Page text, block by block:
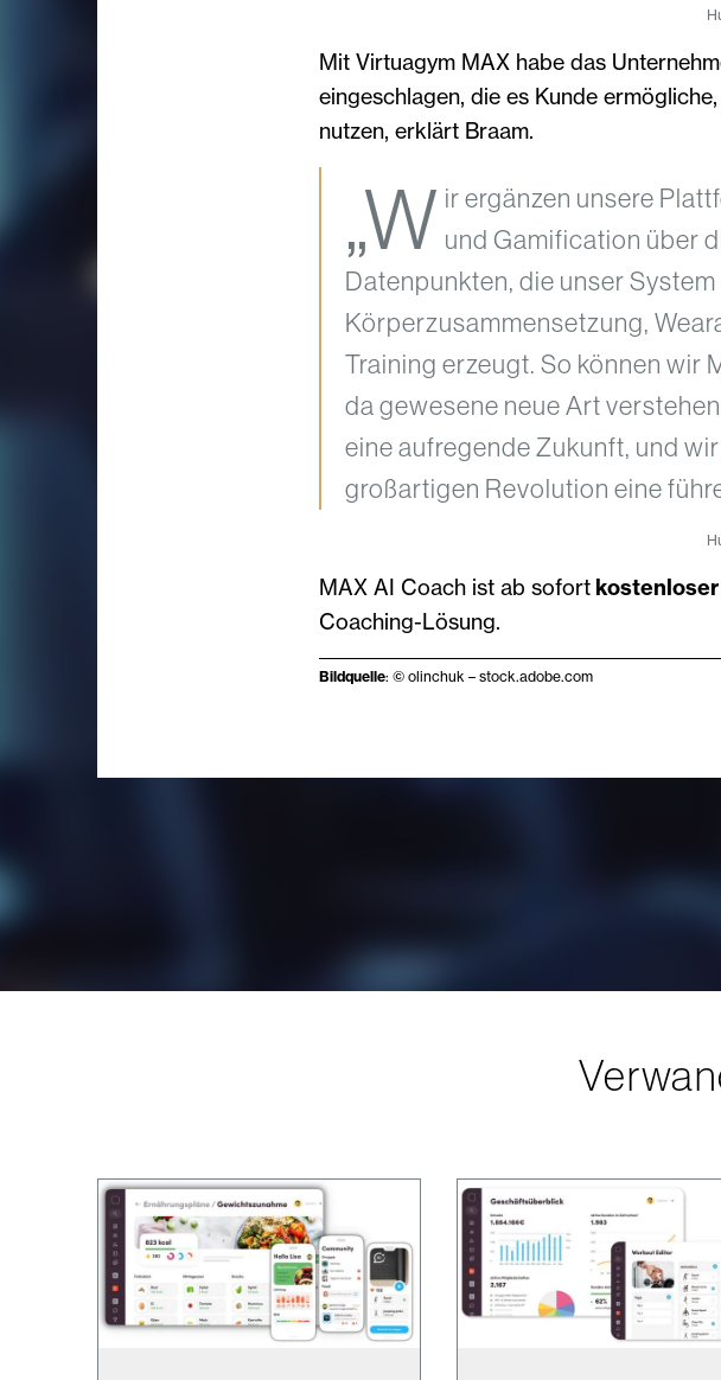
Mit Virtuagym MAX habe das
eingeschlagen, die es Kunde ermögliche,
nutzen, erklärt Braam.
„W ir ergänzen unsere
und Gamification über
Datenpunkten, die unser
Körperzusammensetzung,
Training erzeugt. So können wir
da gewesene neue Art
eine aufregende Zukunft, und
großartigen Revolution eine
MAX AI Coach ist ab sofort
Coaching-Lösung.
Bildquelle: © olinchuk – stock.adobe.com